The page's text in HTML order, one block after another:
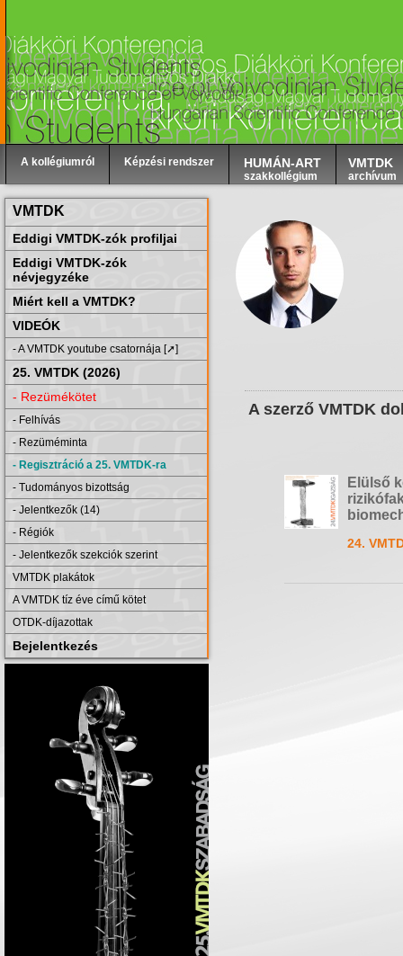
A kollégiumról Képzési rendszer HUMÁN-ART
szakkollégium
VMTDK
archívum
VMTDK
Eddigi VMTDK-zók profiljai
Eddigi VMTDK-zók
névjegyzéke
Miért kell a VMTDK?
VIDEÓK
- A VMTDK youtube csatornája [➚]
25. VMTDK (2026)
- Rezümékötet
- Felhívás
- Rezüméminta
- Regisztráció a 25. VMTDK-ra
- Tudományos bizottság
- Jelentkezők (14)
- Régiók
- Jelentkezők szekciók szerint
VMTDK plakátok
A VMTDK tíz éve című kötet
OTDK-díjazottak
Bejelentkezés
A szerző VMTDK
Elülső
24.